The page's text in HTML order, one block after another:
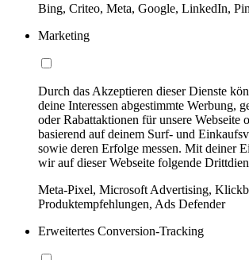
Bing, Criteo, Meta, Google, LinkedIn,
Marketing
Durch das Akzeptieren dieser Dienste
deine Interessen abgestimmte Werbung,
oder Rabattaktionen für unsere Webseite
basierend auf deinem Surf- und
sowie deren Erfolge messen. Mit deiner
wir auf dieser Webseite folgende
Meta-Pixel, Microsoft Advertising,
Produktempfehlungen, Ads Defender
Erweitertes Conversion-Tracking